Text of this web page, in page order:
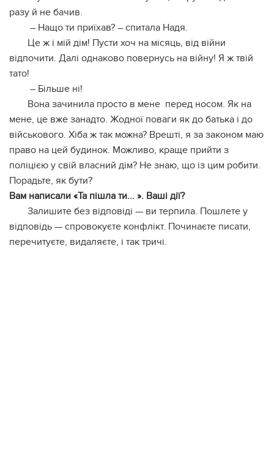
разу й не бачив.
– Нащо ти приїхав? – спитала Надя.
Це ж і мій дім! Пусти хоч на місяць, від війни
відпочити. Далі однаково повернусь на війну! Я ж твій
тато!
– Більше ні!
Вона зачинила просто в мене перед носом. Як на
мене, це вже занадто. Жодної поваги як до батька і до
військового. Хіба ж так можна? Врешті, я за законом маю
право на цей будинок. Можливо, краще прийти з
поліцією у свій власний дім? Не знаю, що із цим робити.
Порадьте, як бути?
Вам написали «Та пішла ти... ». Ваші дії?
Залишите без відповіді — ви терпила. Пошлете у
відповідь — спровокуєте конфлікт. Починаєте писати,
перечитуєте, видаляєте, і так тричі.